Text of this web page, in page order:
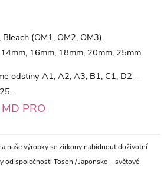
(OM1, OM2, OM3).
16mm, 18mm, 20mm, 25mm.
odstíny A1, A2, A3, B1, C1, D2 –
PRO
naše výrobky se zirkony nabídnout doživotní
od společnosti Tosoh / Japonsko – světové